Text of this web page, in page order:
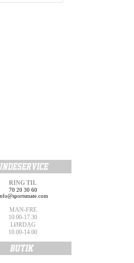
RING TIL
70 20 30 60
MAN-FRE
10.00-17.30
LØRDAG
10.00-14.00